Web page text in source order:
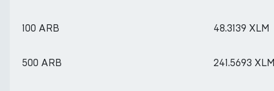
100 ARB 48.3139 XLM
500 ARB 241.5693